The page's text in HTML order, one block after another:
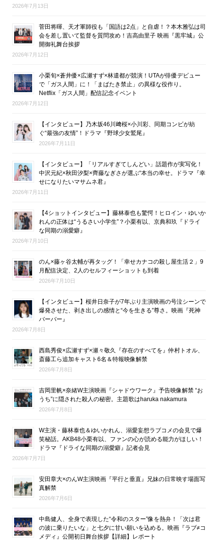
2026年7月13日
菅田将暉、天才軍師役も「国語は2点」と自虐！？本木雅弘は司
会を差し置いて監督を質問攻め！吉高由里子 映画『黒牢城』公
開御礼舞台挨拶
2026年7月12日
小栗旬×蒼井優×広瀬すず×林遣都が競演！UTAが俳優デビュー
で「ガス人間」に！「まばたき禁止」の異様な役作り。
Netflix「ガス人間」配信記念イベント
2026年7月12日
【インタビュー】乃木坂46川﨑桜×小川彩、同期コンビが紡
ぐ“最強の友情”！ドラマ『野球少女鷲尾』
2026年7月11日
【インタビュー】「リアルすぎてしんどい」話題作が実写化！
中沢元紀×秋田汐梨×齊藤なぎさが選ぶ“本当の幸せ。ドラマ『幸
せになりたいマサムネ君』
2026年7月11日
【4ショットインタビュー】藤林泰也も驚愕！ヒロイン・ゆいか
れんの正体は“うるさい小学生”？小栗有以、京典和玖『ドライ
な同期の溺愛癖』
2026年7月10日
のん×藤ヶ谷太輔が再タッグ！「幸せカナコの殺し屋生活２」9
月配信決定、2人のセルフィーショットも到着
2026年7月10日
【インタビュー】桜井日奈子が7年ぶり主演映画の号泣シーンで
爆発させた、剥き出しの感情と“今を生きる”尊さ。映画『死神
バーバー』
2026年7月8日
西島秀俊×広瀬すず×瀬々敬久『存在のすべてを』仲村トオル、
斎藤工ら追加キャスト6名＆特報映像解禁
2026年7月8日
吉岡里帆×奈緒W主演映画『シャドウワーク』予告映像解禁 “お
うち”に隠された殺人の秘密。主題歌はharuka nakamura
2026年7月8日
W主演・藤林泰也＆ゆいかれん、溺愛妄想ラブコメの会見で爆
笑秘話。AKB48小栗有以、ファンの心が読める能力がほしい！
ドラマ『ドライな同期の溺愛癖』記者会見
2026年7月7日
安田章大×のんW主演映画『平行と垂直』兄妹の日常映す場面写
真解禁
2026年7月6日
中島健人、全身で表現した“令和のスター”像を熱弁！「次は君
の波に乗りたいな」と七夕に甘い願いを込める。映画『ラブ≠コ
メディ』公開初日舞台挨拶【詳細】レポート